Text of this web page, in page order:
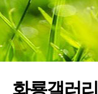
화룡갤러리